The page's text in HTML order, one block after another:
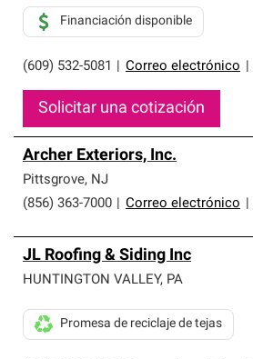
(609) 532-5081 Correo electrónico
Financiación disponible
Solicitar una cotización
Archer Exteriors, Inc.
Pittsgrove, NJ
(856) 363-7000
Correo electrónico
JL Roofing & Siding Inc
HUNTINGTON VALLEY, PA
Promesa de reciclaje de tejas